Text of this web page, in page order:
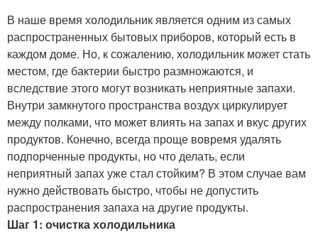
В наше время холодильник является одним из самых
распространенных бытовых приборов, который есть в
каждом доме. Но, к сожалению, холодильник может стать
местом, где бактерии быстро размножаются, и
вследствие этого могут возникать неприятные запахи.
Внутри замкнутого пространства воздух циркулирует
между полками, что может влиять на запах и вкус других
продуктов. Конечно, всегда проще вовремя удалять
подпорченные продукты, но что делать, если
неприятный запах уже стал стойким? В этом случае вам
нужно действовать быстро, чтобы не допустить
распространения запаха на другие продукты.
Шаг 1: очистка холодильника